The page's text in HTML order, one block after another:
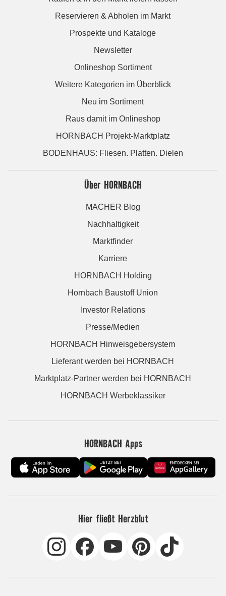
Reservieren & Abholen im Markt
Prospekte und Kataloge
Newsletter
Onlineshop Sortiment
Weitere Kategorien im Überblick
Neu im Sortiment
Raus damit im Onlineshop
HORNBACH Projekt-Marktplatz
BODENHAUS: Fliesen. Platten. Dielen
Über HORNBACH
MACHER Blog
Nachhaltigkeit
Marktfinder
Karriere
HORNBACH Holding
Hornbach Baustoff Union
Investor Relations
Presse/Medien
HORNBACH Hinweisgebersystem
Lieferant werden bei HORNBACH
Marktplatz-Partner werden bei HORNBACH
HORNBACH Werbeklassiker
HORNBACH Apps
Hier fließt Herzblut